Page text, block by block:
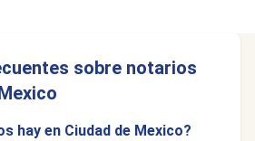
sobre notarios
hay en Ciudad de Mexico?